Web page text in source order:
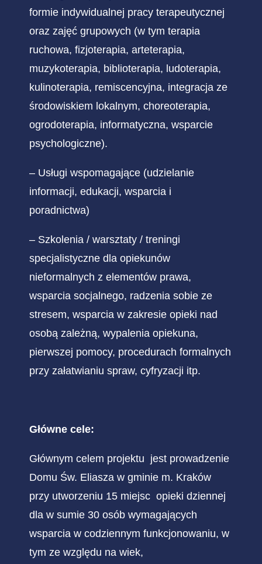
formie indywidualnej pracy terapeutycznej
oraz zajęć grupowych (w tym terapia
ruchowa, fizjoterapia, arteterapia,
muzykoterapia, biblioterapia, ludoterapia,
kulinoterapia, remiscencyjna, integracja ze
środowiskiem lokalnym, choreoterapia,
ogrodoterapia, informatyczna, wsparcie
psychologiczne).
– Usługi wspomagające (udzielanie
informacji, edukacji, wsparcia i
poradnictwa)
– Szkolenia / warsztaty / treningi
specjalistyczne dla opiekunów
nieformalnych z elementów prawa,
wsparcia socjalnego, radzenia sobie ze
stresem, wsparcia w zakresie opieki nad
osobą zależną, wypalenia opiekuna,
pierwszej pomocy, procedurach formalnych
przy załatwianiu spraw, cyfryzacji itp.
Główne cele:
Głównym celem projektu jest prowadzenie
Domu Św. Eliasza w gminie m. Kraków
przy utworzeniu 15 miejsc opieki dziennej
dla w sumie 30 osób wymagających
wsparcia w codziennym funkcjonowaniu, w
tym ze względu na wiek,